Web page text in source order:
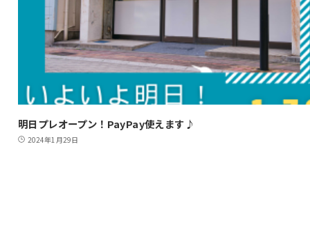
明日プレオープン！PayPay使えます♪
2024年1月29日